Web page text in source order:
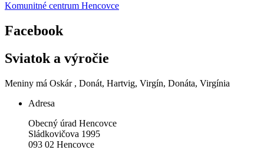
Komunitné centrum Hencovce
Facebook
Sviatok a výročie
Meniny má Oskár , Donát, Hartvig, Virgín, Donáta, Virgínia
Adresa
Obecný úrad Hencovce
Sládkovičova 1995
093 02 Hencovce